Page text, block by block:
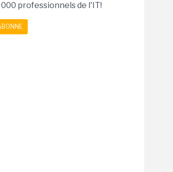
000 professionnels de l'IT!